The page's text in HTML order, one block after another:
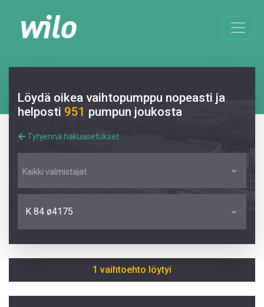
Löydä oikea vaihtopumppu nopeasti ja
helposti 951 pumpun joukosta
Tyhjennä hakuasetukset
Kaikki valmistajat
K 84 ø4175
1 vaihtoehto löytyi